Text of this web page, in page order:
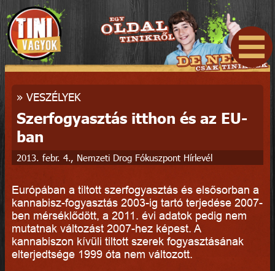
» VESZÉLYEK
Szerfogyasztás itthon és az EU-
ban
2013. febr. 4., Nemzeti Drog Fókuszpont Hírlevél
Európában a tiltott szerfogyasztás és elsősorban a
kannabisz-fogyasztás 2003-ig tartó terjedése 2007-
ben mérséklődött, a 2011. évi adatok pedig nem
mutatnak változást 2007-hez képest. A
kannabiszon kívüli tiltott szerek fogyasztásának
elterjedtsége 1999 óta nem változott.